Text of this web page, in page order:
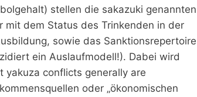
stellen die sakazuki genannten
mit dem Status des Trinkenden in der
sowie das Sanktionsrepertoire
ein Auslaufmodell!). Dabei wird
yakuza conflicts generally are
oder „ökonomischen